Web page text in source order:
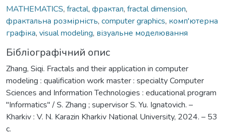
MATHEMATICS, fractal, фрактал, fractal dimension,
фрактальна розмірність, computer graphics, комп'ютерна
графіка, visual modeling, візуальне моделювання
Бібліографічний опис
Zhang, Siqi. Fractals and their application in computer
modeling : qualification work master : specialty Computer
Sciences and Information Technologies : educational program
"Informatics" / S. Zhang ; supervisor S. Yu. Ignatovich. –
Kharkiv : V. N. Karazin Kharkiv National University, 2024. – 53
с.